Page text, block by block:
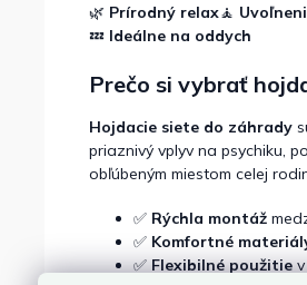
🌿 Prírodný relax🧘
💤 Ideálne na oddych
Prečo si vybrať
Hojdacie siete do záhrady
priaznivý vplyv na psychiku,
obľúbeným miestom celej
✅ Rýchla montáž
✅ Komfortné
✅Flexibilné použitiev